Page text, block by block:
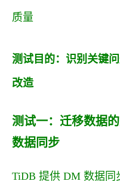
质量
测试目的：识别关键
改造
测试一：迁移数据
数据同步
TiDB 提供 DM 数据同